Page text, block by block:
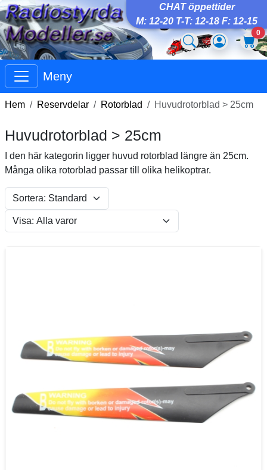
CHAT öppettider
M: 12-20 T-T: 12-18 F: 12-15
0
Meny
Hem Reservdelar Rotorblad Huvudrotorblad > 25cm
Huvudrotorblad > 25cm
I den här kategorin ligger huvud rotorblad längre än 25cm.
Många olika rotorblad passar till olika helikoptrar.